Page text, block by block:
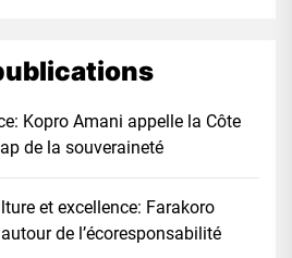
Kopro Amani appelle la Côte
de la souveraineté
et excellence: Farakoro
de l’écoresponsabilité